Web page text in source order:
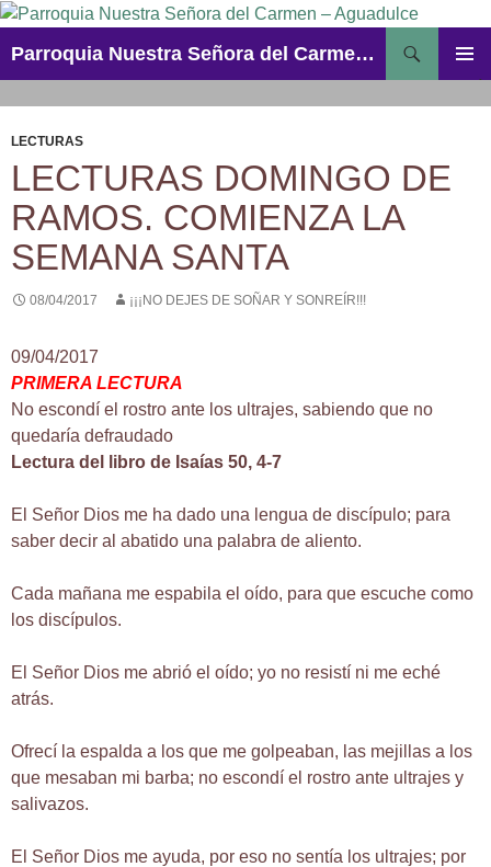
Saltar
contenido
Parroquia Nuestra Señora del Carmen – Aguadulce
LECTURAS
LECTURAS DOMINGO DE
RAMOS. COMIENZA LA
SEMANA SANTA
08/04/2017 ¡¡¡NO DEJES DE SOÑAR Y SONREÍR!!!
09/04/2017
PRIMERA LECTURA
No escondí el rostro ante los ultrajes, sabiendo que no
quedaría defraudado
Lectura del libro de Isaías 50, 4-7
El Señor Dios me ha dado una lengua de discípulo; para
saber decir al abatido una palabra de aliento.
Cada mañana me espabila el oído, para que escuche como
los discípulos.
El Señor Dios me abrió el oído; yo no resistí ni me eché
atrás.
Ofrecí la espalda a los que me golpeaban, las mejillas a los
que mesaban mi barba; no escondí el rostro ante ultrajes y
salivazos.
El Señor Dios me ayuda, por eso no sentía los ultrajes; por